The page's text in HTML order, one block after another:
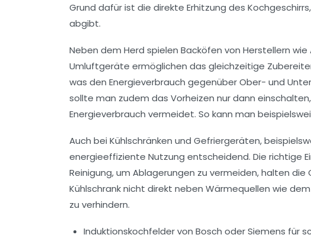
Grund dafür ist die direkte Erhitzung des
abgibt.
Neben dem Herd spielen Backöfen von Herstellern wie
Umluftgeräte ermöglichen das gleichzeitige
was den Energieverbrauch gegenüber Ober- und
sollte man zudem das Vorheizen nur dann
Energieverbrauch vermeidet. So kann man
Auch bei Kühlschränken und Gefriergeräten,
energieeffiziente Nutzung entscheidend. Die richtige
Reinigung, um Ablagerungen zu vermeiden, halten
Kühlschrank nicht direkt neben Wärmequellen wie
zu verhindern.
Induktionskochfelder von Bosch oder Siemens für